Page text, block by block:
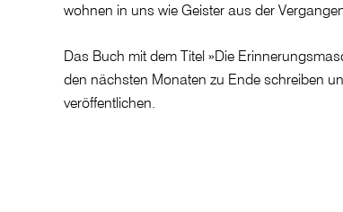
wohnen in uns wie Geister aus der
Das Buch mit dem Titel »Die
den nächsten Monaten zu Ende schreiben
veröffentlichen.